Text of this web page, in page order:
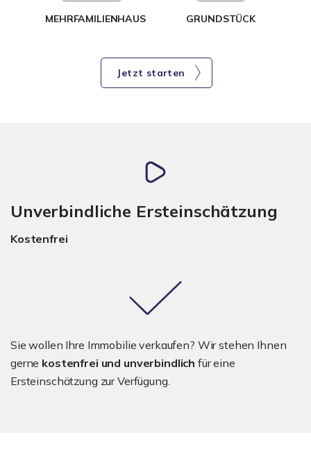
MEHRFAMILIENHAUS GRUNDSTÜCK
Jetzt starten
Unverbindliche Ersteinschätzung
Kostenfrei
Sie wollen Ihre Immobilie verkaufen? Wir stehen Ihnen
gerne kostenfrei und unverbindlich für eine
Ersteinschätzung zur Verfügung.